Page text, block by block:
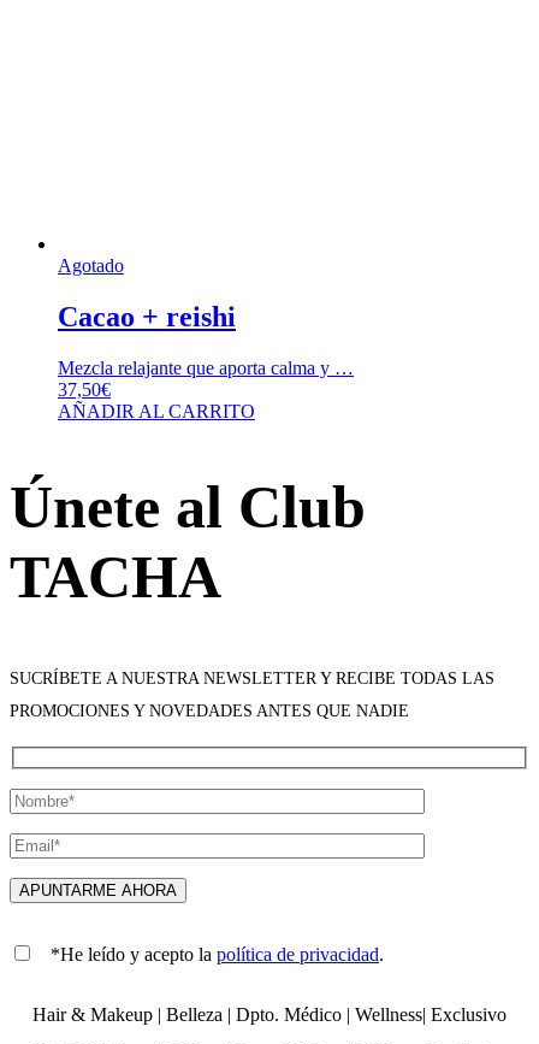
Agotado
Cacao + reishi
Mezcla relajante que aporta calma y …
37,50€
AÑADIR AL CARRITO
Únete al Club
TACHA
SUCRÍBETE A NUESTRA NEWSLETTER Y RECIBE TODAS LAS
PROMOCIONES Y NOVEDADES ANTES QUE NADIE
*He leído y acepto la política de privacidad.
Hair & Makeup Belleza Dpto. Médico Wellness Exclusivo